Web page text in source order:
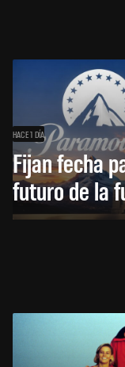
HACE 1 DÍA
Fijan fecha
futuro de la